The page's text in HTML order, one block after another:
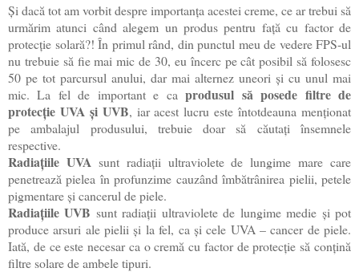
Și dacă tot am vorbit despre importanța acestei creme, ce ar trebui să
urmărim atunci când alegem un produs pentru față cu factor de
protecție solară?! În primul rând, din punctul meu de vedere FPS-ul
nu trebuie să fie mai mic de 30, eu încerc pe cât posibil să folosesc
50 pe tot parcursul anului, dar mai alternez uneori și cu unul mai
mic. La fel de important e caprodusul să posede filtre de
protecție UVA și UVB, iar acest lucru este întotdeauna menționat
pe ambalajul produsului, trebuie doar să căutați însemnele
respective.
Radiațiile UVA sunt radiații ultraviolete de lungime mare care
penetrează pielea în profunzime cauzând îmbătrânirea pielii, petele
pigmentare și cancerul de piele.
Radiațiile UVB sunt radiații ultraviolete de lungime medie și pot
produce arsuri ale pielii și la fel, ca și cele UVA – cancer de piele.
Iată, de ce este necesar ca o cremă cu factor de protecție să conțină
filtre solare de ambele tipuri.